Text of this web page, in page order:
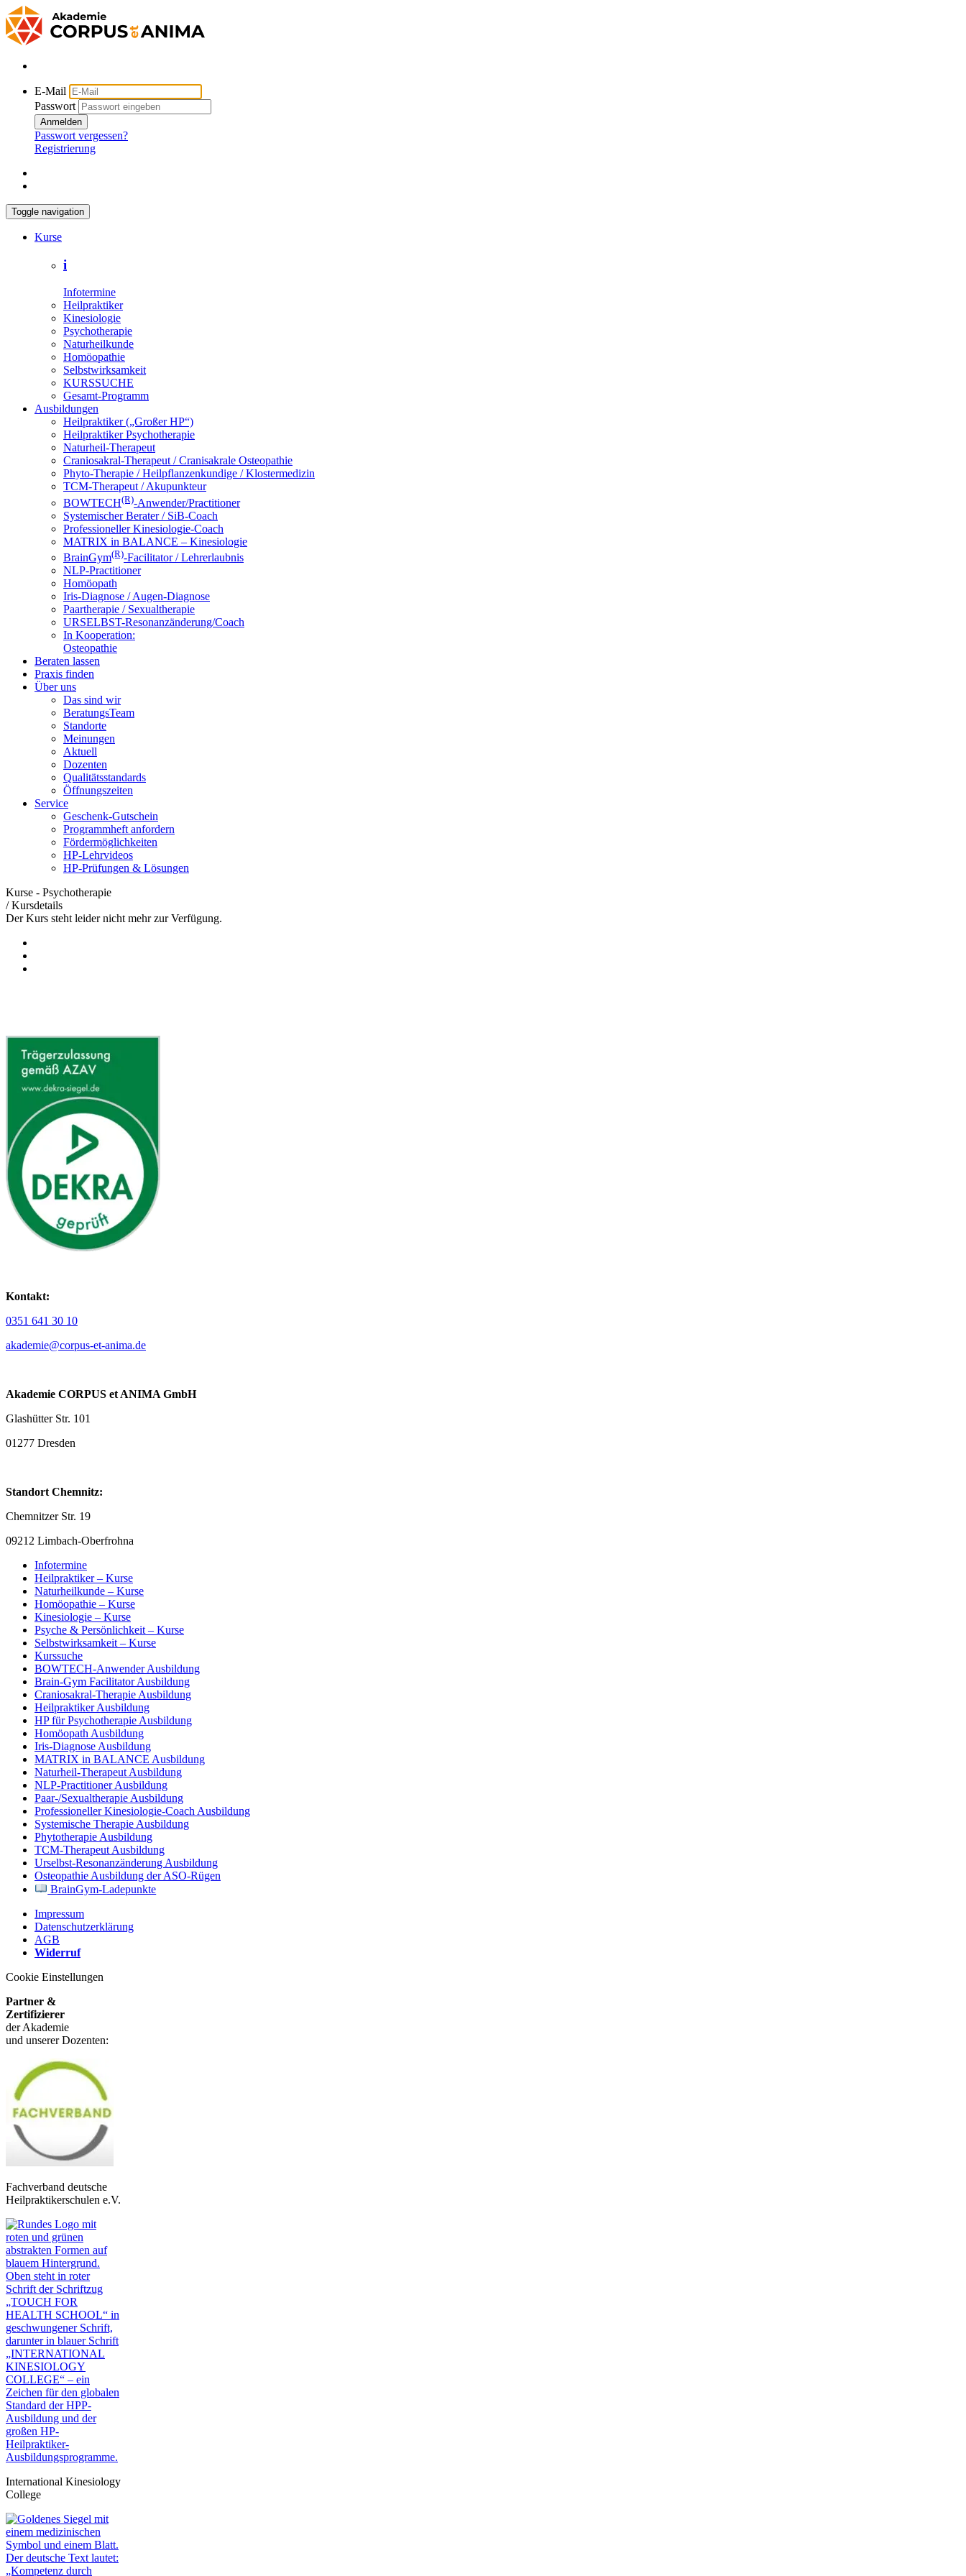
E-Mail
Passwort
Anmelden
Passwort vergessen?
Registrierung
Toggle navigation
Kurse
i
Infotermine
Heilpraktiker
Kinesiologie
Psychotherapie
Naturheilkunde
Homöopathie
Selbstwirksamkeit
KURSSUCHE
Gesamt-Programm
Ausbildungen
Heilpraktiker („Großer HP“)
Heilpraktiker Psychotherapie
Naturheil-Therapeut
Craniosakral-Therapeut / Cranisakrale Osteopathie
Phyto-Therapie / Heilpflanzenkundige / Klostermedizin
TCM-Therapeut / Akupunkteur
BOWTECH(R)-Anwender/Practitioner
Systemischer Berater / SiB-Coach
Professioneller Kinesiologie-Coach
MATRIX in BALANCE – Kinesiologie
BrainGym(R)-Facilitator / Lehrerlaubnis
NLP-Practitioner
Homöopath
Iris-Diagnose / Augen-Diagnose
Paartherapie / Sexualtherapie
URSELBST-Resonanzänderung/Coach
In Kooperation:
Osteopathie
Beraten lassen
Praxis finden
Über uns
Das sind wir
BeratungsTeam
Standorte
Meinungen
Aktuell
Dozenten
Qualitätsstandards
Öffnungszeiten
Service
Geschenk-Gutschein
Programmheft anfordern
Fördermöglichkeiten
HP-Lehrvideos
HP-Prüfungen & Lösungen
Kurse - Psychotherapie
/Kursdetails
Der Kurs steht leider nicht mehr zur Verfügung.
Kontakt:
0351 641 30 10
akademie@corpus-et-anima.de
Akademie CORPUS et ANIMA GmbH
Glashütter Str. 101
01277 Dresden
Standort Chemnitz:
Chemnitzer Str. 19
09212 Limbach-Oberfrohna
Infotermine
Heilpraktiker – Kurse
Naturheilkunde – Kurse
Homöopathie – Kurse
Kinesiologie – Kurse
Psyche & Persönlichkeit – Kurse
Selbstwirksamkeit – Kurse
Kurssuche
BOWTECH-Anwender Ausbildung
Brain-Gym Facilitator Ausbildung
Craniosakral-Therapie Ausbildung
Heilpraktiker Ausbildung
HP für Psychotherapie Ausbildung
Homöopath Ausbildung
Iris-Diagnose Ausbildung
MATRIX in BALANCE Ausbildung
Naturheil-Therapeut Ausbildung
NLP-Practitioner Ausbildung
Paar-/Sexualtherapie Ausbildung
Professioneller Kinesiologie-Coach Ausbildung
Systemische Therapie Ausbildung
Phytotherapie Ausbildung
TCM-Therapeut Ausbildung
Urselbst-Resonanzänderung Ausbildung
Osteopathie Ausbildung der ASO-Rügen
BrainGym-Ladepunkte
Impressum
Datenschutzerklärung
AGB
Widerruf
Cookie Einstellungen
Partner &
Zertifizierer
der Akademie
und unserer Dozenten:
Fachverband deutsche
Heilpraktikerschulen e.V.
International Kinesiology
College